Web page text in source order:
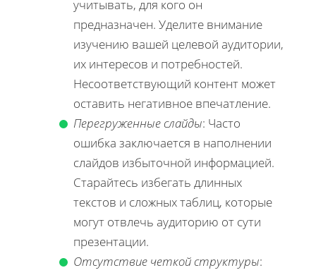
учитывать, для кого он
предназначен. Уделите внимание
изучению вашей целевой аудитории,
их интересов и потребностей.
Несоответствующий контент может
оставить негативное впечатление.
Перегруженные слайды: Часто
ошибка заключается в наполнении
слайдов избыточной информацией.
Старайтесь избегать длинных
текстов и сложных таблиц, которые
могут отвлечь аудиторию от сути
презентации.
Отсутствие четкой структуры: